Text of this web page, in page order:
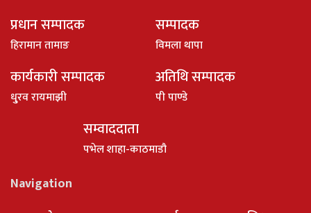
प्रधान सम्पादक
हिरामान तामाङ
सम्पादक
विमला थापा
कार्यकारी सम्पादक
धु्रव रायमाझी
अतिथि सम्पादक
पी पाण्डे
सम्वाददाता
पभेल शाहा-काठमाडौ
Navigation